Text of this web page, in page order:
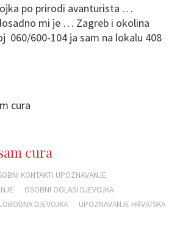
po prirodi avanturista …
mi je … Zagreb i okolina
060/600-104 ja sam na lokalu 408
cura
KONTAKTI UPOZNAVANJE
OSOBNI OGLASI DJEVOJKA
DJEVOJKA
UPOZNAVANJE HRVATSKA